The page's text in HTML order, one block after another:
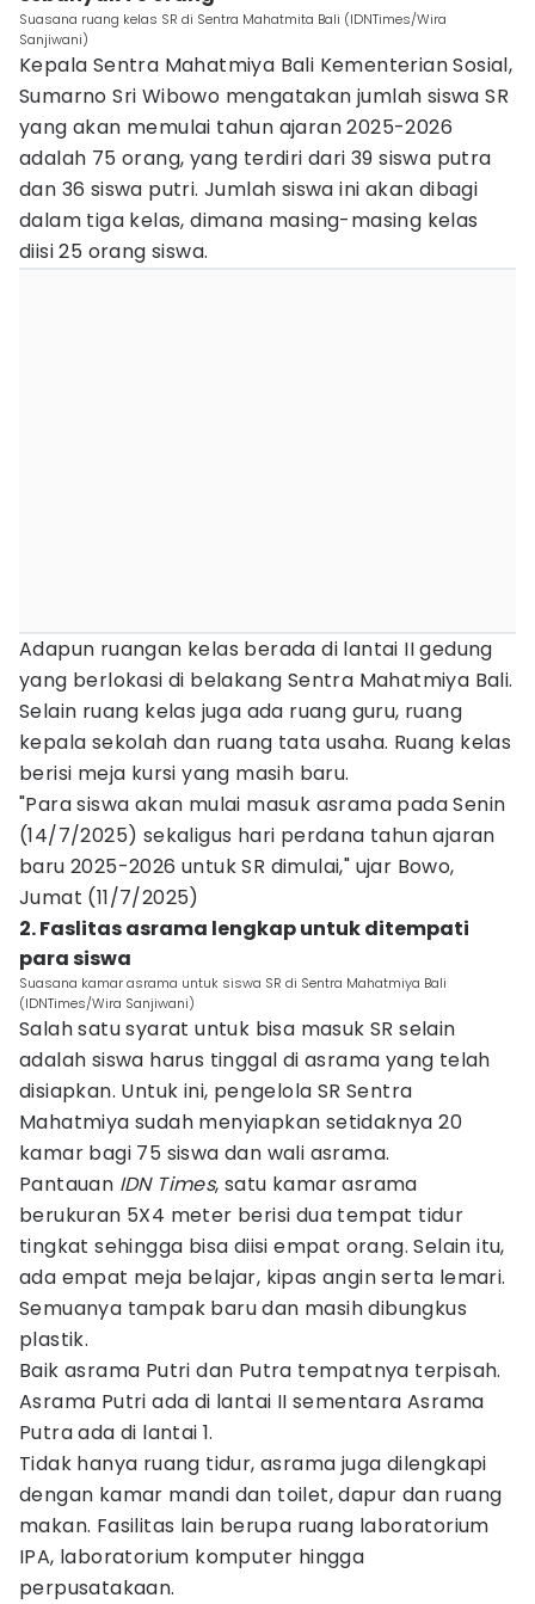
Suasana ruang kelas SR di Sentra Mahatmita Bali (IDNTimes/Wira
Sanjiwani)
Kepala Sentra Mahatmiya Bali Kementerian Sosial,
Sumarno Sri Wibowo mengatakan jumlah siswa SR
yang akan memulai tahun ajaran 2025-2026
adalah 75 orang, yang terdiri dari 39 siswa putra
dan 36 siswa putri. Jumlah siswa ini akan dibagi
dalam tiga kelas, dimana masing-masing kelas
diisi 25 orang siswa.
Adapun ruangan kelas berada di lantai II gedung
yang berlokasi di belakang Sentra Mahatmiya Bali.
Selain ruang kelas juga ada ruang guru, ruang
kepala sekolah dan ruang tata usaha. Ruang kelas
berisi meja kursi yang masih baru.
"Para siswa akan mulai masuk asrama pada Senin
(14/7/2025) sekaligus hari perdana tahun ajaran
baru 2025-2026 untuk SR dimulai," ujar Bowo,
Jumat (11/7/2025)
2. Faslitas asrama lengkap untuk ditempati
para siswa
Suasana kamar asrama untuk siswa SR di Sentra Mahatmiya Bali
(IDNTimes/Wira Sanjiwani)
Salah satu syarat untuk bisa masuk SR selain
adalah siswa harus tinggal di asrama yang telah
disiapkan. Untuk ini, pengelola SR Sentra
Mahatmiya sudah menyiapkan setidaknya 20
kamar bagi 75 siswa dan wali asrama.
Pantauan IDN Times, satu kamar asrama
berukuran 5X4 meter berisi dua tempat tidur
tingkat sehingga bisa diisi empat orang. Selain itu,
ada empat meja belajar, kipas angin serta lemari.
Semuanya tampak baru dan masih dibungkus
plastik.
Baik asrama Putri dan Putra tempatnya terpisah.
Asrama Putri ada di lantai II sementara Asrama
Putra ada di lantai 1.
Tidak hanya ruang tidur, asrama juga dilengkapi
dengan kamar mandi dan toilet, dapur dan ruang
makan. Fasilitas lain berupa ruang laboratorium
IPA, laboratorium komputer hingga
perpusatakaan.